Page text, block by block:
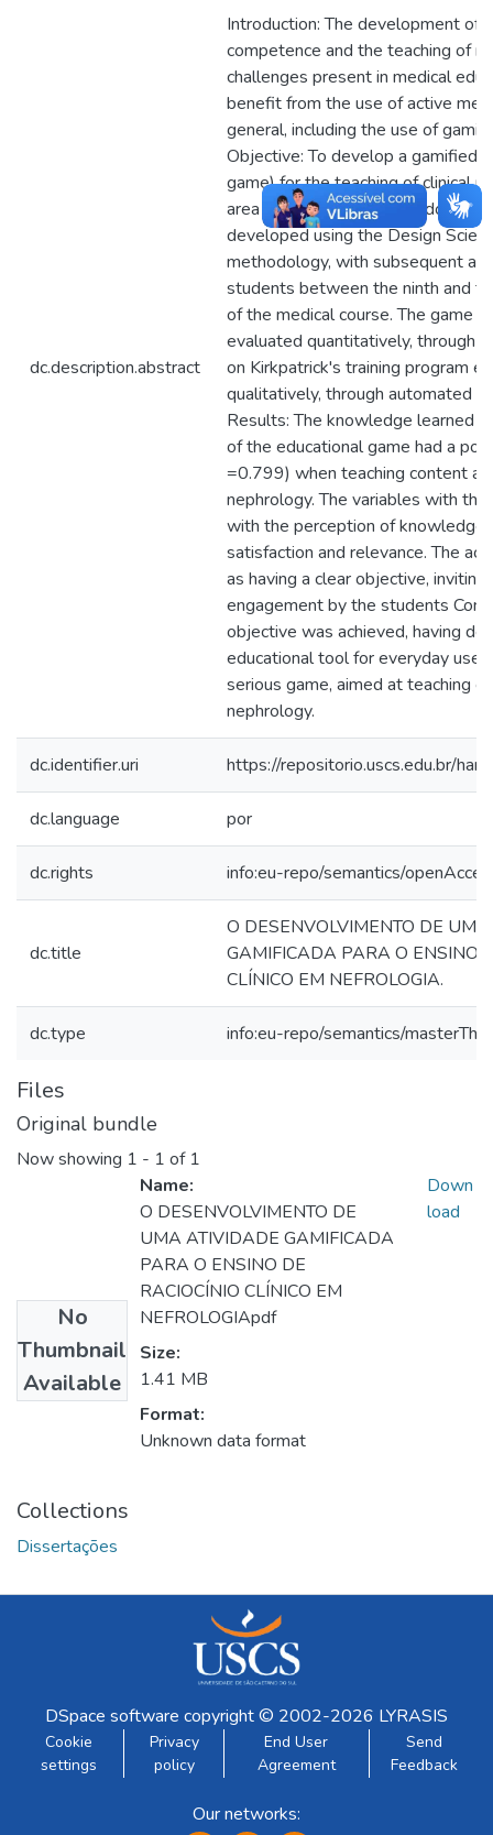
dc.description.abstract
Introduction: The development of
competence and the teaching of
challenges present in medical
benefit from the use of active
general, including the use of
Objective: To develop a gamified
game) for the teaching of clinical
area of nephrology Methodology:
developed using the Design
methodology, with subsequent
students between the ninth and
of the medical course. The game
evaluated quantitatively, through
on Kirkpatrick's training program
qualitatively, through automated
Results: The knowledge learned
of the educational game had a
=0.799) when teaching content
nephrology. The variables with
with the perception of knowledge
satisfaction and relevance. The
as having a clear objective,
engagement by the students
objective was achieved, having
educational tool for everyday use,
serious game, aimed at teaching
nephrology.
dc.identifier.uri https://repositorio.uscs.edu.br/
dc.language por
dc.rights info:eu-repo/semantics/
dc.title
O DESENVOLVIMENTO DE
GAMIFICADA PARA O ENSINO
CLÍNICO EM NEFROLOGIA.
dc.type info:eu-repo/semantics/
Files
Original bundle
Now showing 1 - 1 of 1
No
Thumbnail
Available
Name:
O DESENVOLVIMENTO DE
UMA ATIVIDADE GAMIFICADA
PARA O ENSINO DE
RACIOCÍNIO CLÍNICO EM
NEFROLOGIApdf
Size:
1.41 MB
Format:
Unknown data format
Down
load
Collections
Dissertações
DSpace software copyright © 2002-2026 LYRASIS
Cookie
settings
Privacy
policy
End User
Agreement
Send
Feedback
Our networks: